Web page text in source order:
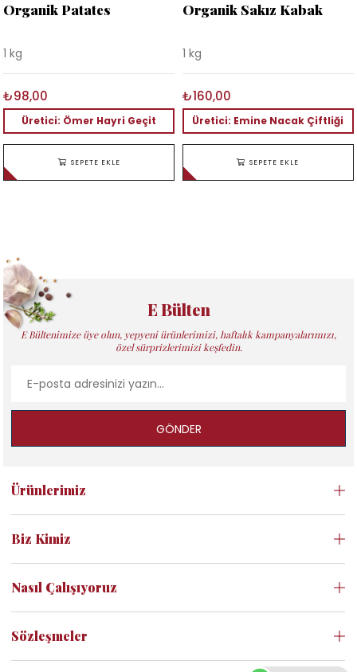
Organik Patates
1 kg
₺98,00
Üretici: Ömer Hayri Geçit
SEPETE EKLE
Organik Sakız Kabak
1 kg
₺160,00
Üretici: Emine Nacak Çiftliği
SEPETE EKLE
E Bülten
E Bültenimize üye olun, yepyeni ürünlerimizi, haftalık kampanyalarımızı,
özel sürprizlerimizi keşfedin.
GÖNDER
Ürünlerimiz
Biz Kimiz
Nasıl Çalışıyoruz
Sözleşmeler